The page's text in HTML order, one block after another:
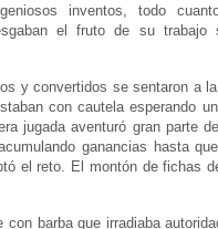
inventos, todo
el fruto de su trabajo
y convertidos se sentaron a
con cautela esperando
jugada aventuró gran parte
ganancias hasta
el reto. El montón de fichas
barba que irradiaba